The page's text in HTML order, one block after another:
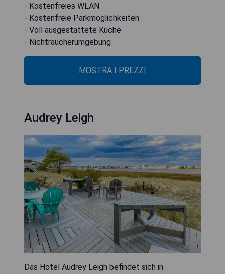
- Kostenfreies WLAN
- Kostenfreie Parkmöglichkeiten
- Voll ausgestattete Küche
- Nichtraucherumgebung
MOSTRA I PREZZI
Audrey Leigh
Das Hotel Audrey Leigh befindet sich in